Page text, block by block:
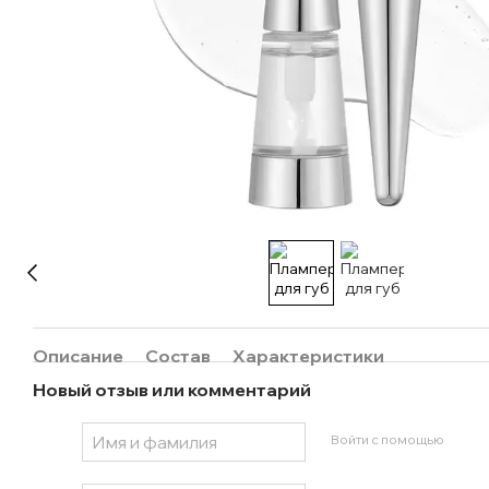
Описание Состав
Характеристики
Новый отзыв или комментарий
Войти с помощью